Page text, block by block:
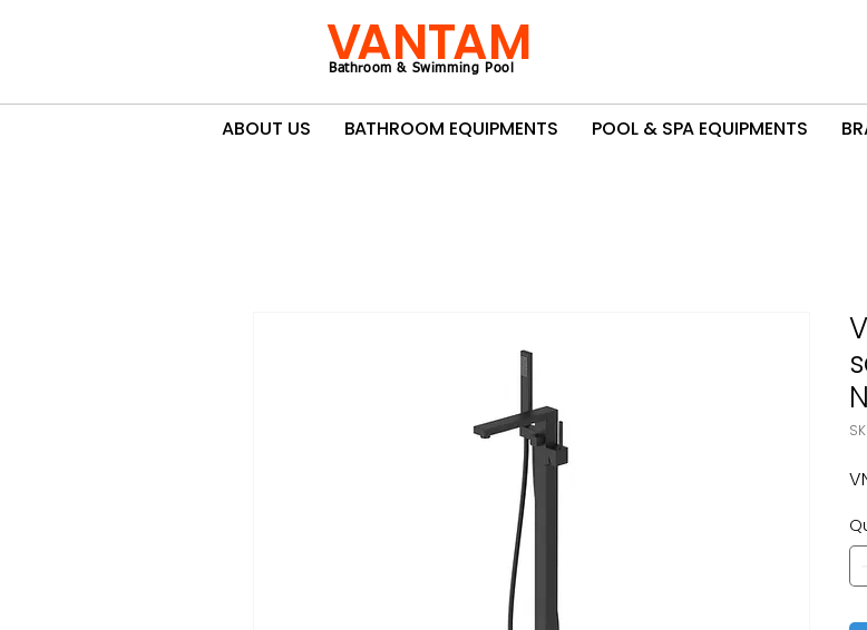
VANTAM
Bathroom & Swimming Pool
ABOUT US BATHROOM EQUIPMENTS POOL & SPA EQUIPMENTS